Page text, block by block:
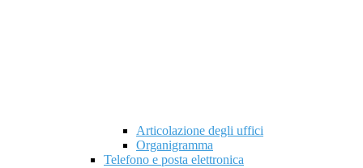
Articolazione degli uffici
Organigramma
Telefono e posta elettronica